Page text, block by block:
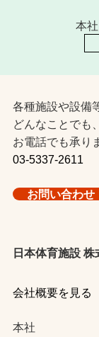
本
各種施設や設備
どんなことでも
お電話でも承り
03-5337-2611
お問い合わせ
日本体育施設 株
会社概要を見る
本社